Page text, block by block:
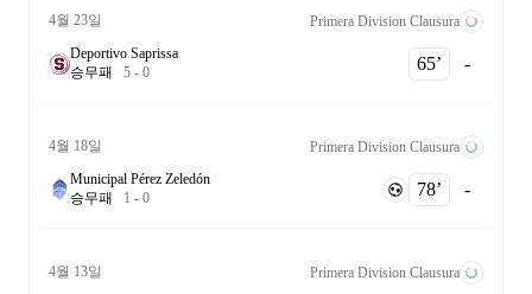
4월 23일
Primera Division Clausura
Deportivo Saprissa
승무패 5 - 0 65‎’‎ -
4월 18일
Primera Division Clausura
Municipal Pérez Zeledón
승무패 1 - 0 78‎’‎ -
4월 13일
Primera Division Clausura